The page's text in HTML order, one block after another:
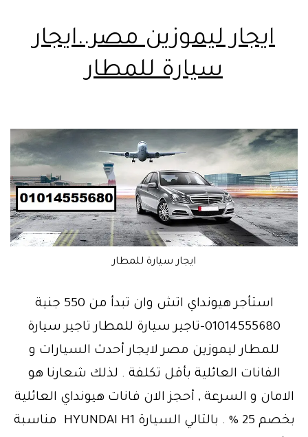
ايجار ليموزين مصر..ايجار
سيارة للمطار
ايجار سيارة للمطار
استأجر هيونداي اتش وان تبدأ من 550 جنية
01014555680-تاجير سيارة للمطار تاجير سيارة
للمطار ليموزين مصر لايجار أحدث السيارات و
الفانات العائلية بأقل تكلفة . لذلك شعارنا هو
الامان و السرعة , أحجز الان فانات هيونداي العائلية
بخصم 25 % . بالتالي السيارة HYUNDAI H1 مناسبة